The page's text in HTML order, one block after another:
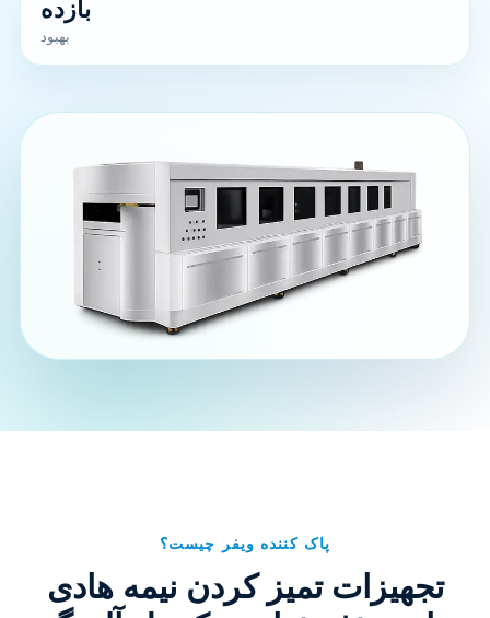
بازده
بهبود
پاک کننده ویفر چیست؟
تجهیزات تمیز کردن نیمه هادی